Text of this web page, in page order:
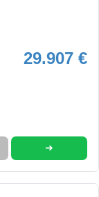
29.907 €
➜